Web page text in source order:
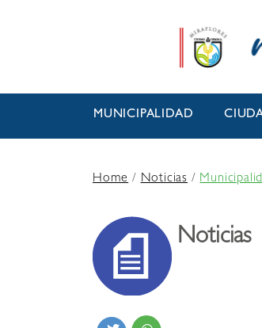
MUNICIPALIDAD
Home/Noticias /
Noticias